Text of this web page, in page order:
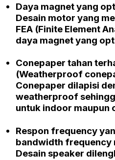
Daya magnet yang
Desain motor yang
FEA (Finite Element
daya magnet yang
Conepaper tahan
(Weatherproof
Conepaper dilapisi
weatherproof
untuk indoor maupun
Respon frequency
bandwidth frequency
Desain speaker